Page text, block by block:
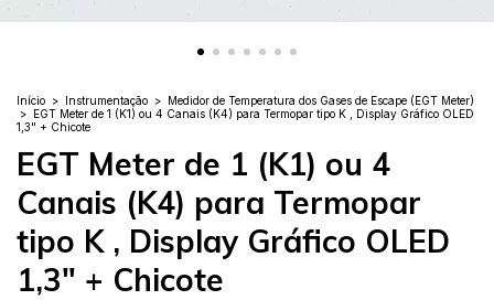
Início > Instrumentação > Medidor de Temperatura dos Gases de Escape (EGT Meter)
> EGT Meter de 1 (K1) ou 4 Canais (K4) para Termopar tipo K , Display Gráfico OLED
1,3" + Chicote
EGT Meter de 1 (K1) ou 4
Canais (K4) para Termopar
tipo K , Display Gráfico OLED
1,3" + Chicote